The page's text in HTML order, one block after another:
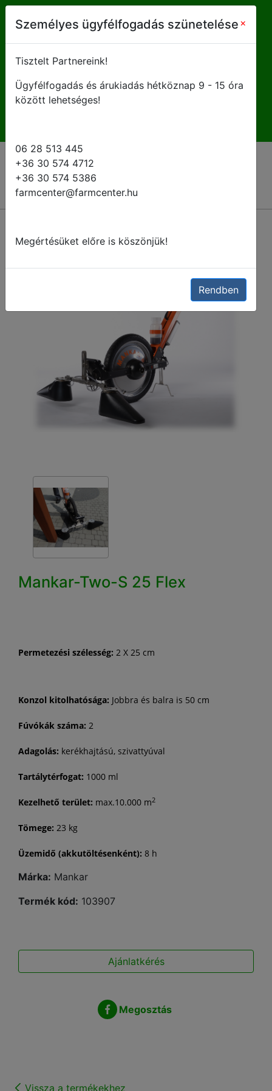
farmcenter@farmcenter.hu
H-P 8 - 16:30
Mankar-Two-S 25 Flex
Permetezési szélesség: 2 X 25 cm
Konzol kitolhatósága: Jobbra és balra is 50 cm
Fúvókák száma: 2
Adagolás: kerékhajtású, szivattyúval
Tartálytérfogat: 1000 ml
Kezelhető terület: max.10.000 m2
Tömege: 23 kg
Üzemidő (akkutöltésenként): 8 h
Márka: Mankar
Termék kód: 103907
Ajánlatkérés
Megosztás
Vissza a termékekhez
Személyes ügyfélfogadás szünetelése ×
Tisztelt Partnereink!
Ügyfélfogadás és árukiadás hétköznap 9 - 15 óra
között lehetséges!
06 28 513 445
+36 30 574 4712
+36 30 574 5386
farmcenter@farmcenter.hu
Megértésüket előre is köszönjük!
Rendben